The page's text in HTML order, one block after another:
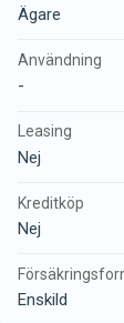
Ägare
Användning
-
Leasing
Nej
Kreditköp
Nej
Enskild